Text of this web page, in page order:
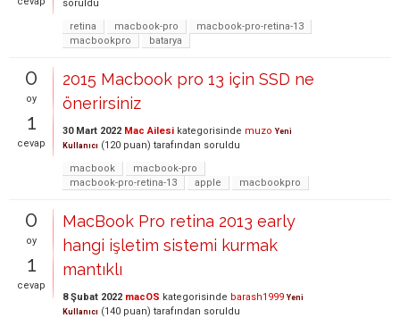
soruldu
retina
macbook-pro
macbook-pro-retina-13
macbookpro
batarya
0
oy
1
cevap
2015 Macbook pro 13 için SSD ne
önerirsiniz
30 Mart 2022 Mac Ailesi kategorisinde muzo Yeni
Kullanıcı (120 puan) tarafından soruldu
macbook
macbook-pro
macbook-pro-retina-13
apple macbookpro
0
oy
1
cevap
MacBook Pro retina 2013 early
hangi işletim sistemi kurmak
mantıklı
8 Şubat 2022 macOS kategorisinde barash1999 Yeni
Kullanıcı (140 puan) tarafından soruldu